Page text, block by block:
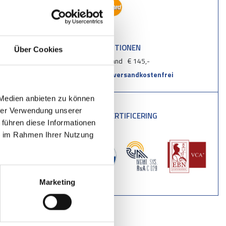
Über Cookies
anbieten zu können
Verwendung unserer
diese Informationen
Rahmen Ihrer Nutzung
Marketing
der
von dieser
VERSANDOPTIONEN
Deutschland € 145,-
versandkostenfrei
VCA-TUV CERTIFICERING